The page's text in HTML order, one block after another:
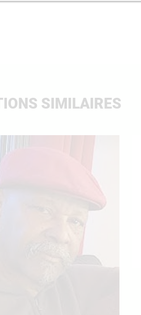
SIMILAIRES